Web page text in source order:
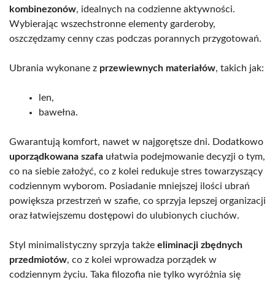
kombinezonów, idealnych na codzienne aktywności.
Wybierając wszechstronne elementy garderoby,
oszczędzamy cenny czas podczas porannych przygotowań.
Ubrania wykonane z przewiewnych materiałów, takich jak:
len,
bawełna.
Gwarantują komfort, nawet w najgorętsze dni. Dodatkowo
uporządkowana szafa ułatwia podejmowanie decyzji o tym,
co na siebie założyć, co z kolei redukuje stres towarzyszący
codziennym wyborom. Posiadanie mniejszej ilości ubrań
powiększa przestrzeń w szafie, co sprzyja lepszej organizacji
oraz łatwiejszemu dostępowi do ulubionych ciuchów.
Styl minimalistyczny sprzyja także eliminacji zbędnych
przedmiotów, co z kolei wprowadza porządek w
codziennym życiu. Taka filozofia nie tylko wyróżnia się